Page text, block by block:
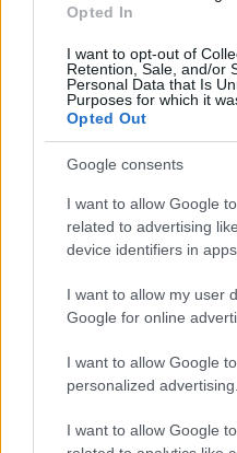
Opted In
I want to opt-out of
Retention, Sale, and/or
Personal Data that Is
Purposes for which it
Opted Out
Google consents
I want to allow Google
related to advertising
device identifiers in apps.
I want to allow my user
Google for online
I want to allow Google
personalized advertising.
I want to allow Google
autópálya útépítés M1-es autópálya
M1 bővítés: már zajlik a
csomópont építése
Tizenegy meglévő
különszintű csomópontot hoz